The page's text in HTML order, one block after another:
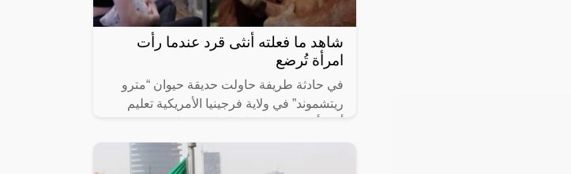
شاهد ما فعلته أنثى قرد عندما رأت
امرأة تُرضع
في حادثة طريفة حاولت حديقة حيوان “مترو
ريتشموند” في ولاية فرجينيا الأمريكية تعليم
الرضاعة، إذ أحضر حراس الحديقة أمًا